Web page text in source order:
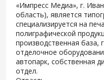
«Импресс Медиа», г.
область), является
специализируется на
полиграфической
производственная база,
отделочное
автопарк, собственная
отдел.